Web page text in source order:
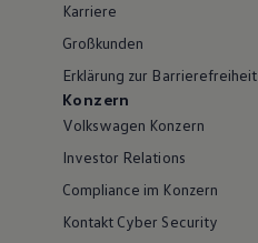
Karriere
Großkunden
Erklärung zur Barrierefreiheit
Konzern
Volkswagen Konzern
Investor Relations
Compliance im Konzern
Kontakt Cyber Security